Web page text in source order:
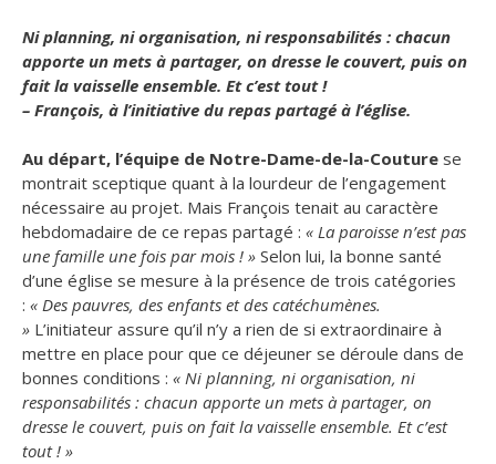
Ni planning, ni organisation, ni responsabilités : chacun
apporte un mets à partager, on dresse le couvert, puis on
fait la vaisselle ensemble. Et c’est tout !
– François, à l’initiative du repas partagé à l’église.
Au départ, l’équipe de Notre-Dame-de-la-Couture se
montrait sceptique quant à la lourdeur de l’engagement
nécessaire au projet. Mais François tenait au caractère
hebdomadaire de ce repas partagé : « La paroisse n’est pas
une famille une fois par mois ! » Selon lui, la bonne santé
d’une église se mesure à la présence de trois catégories
: « Des pauvres, des enfants et des catéchumènes.
» L’initiateur assure qu’il n’y a rien de si extraordinaire à
mettre en place pour que ce déjeuner se déroule dans de
bonnes conditions : « Ni planning, ni organisation, ni
responsabilités : chacun apporte un mets à partager, on
dresse le couvert, puis on fait la vaisselle ensemble. Et c’est
tout ! »